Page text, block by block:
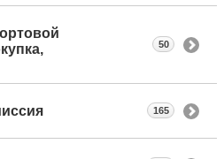
50
165